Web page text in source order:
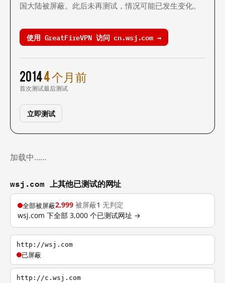
国大陆被屏蔽。此后未再测试，情况可能已发生变化。
使用 GreatFireVPN 访问 cn.wsj.com →
2014
首次测试
4 个月前
最后测试
立即测试
加载中……
wsj.com 上其他已测试的网址
全部被屏蔽2,999 被屏蔽1 无判定
wsj.com 下全部 3,000 个已测试网址 →
http://wsj.com
已屏蔽
http://c.wsj.com